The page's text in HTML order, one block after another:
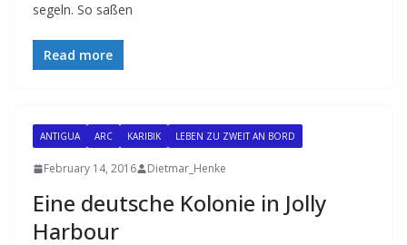
segeln. So saßen
Read more
ANTIGUA ARC KARIBIK LEBEN ZU ZWEIT AN BORD
February 14, 2016 Dietmar_Henke
Eine deutsche Kolonie in Jolly
Harbour